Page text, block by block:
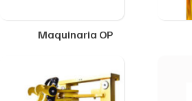
Maquinaria OP